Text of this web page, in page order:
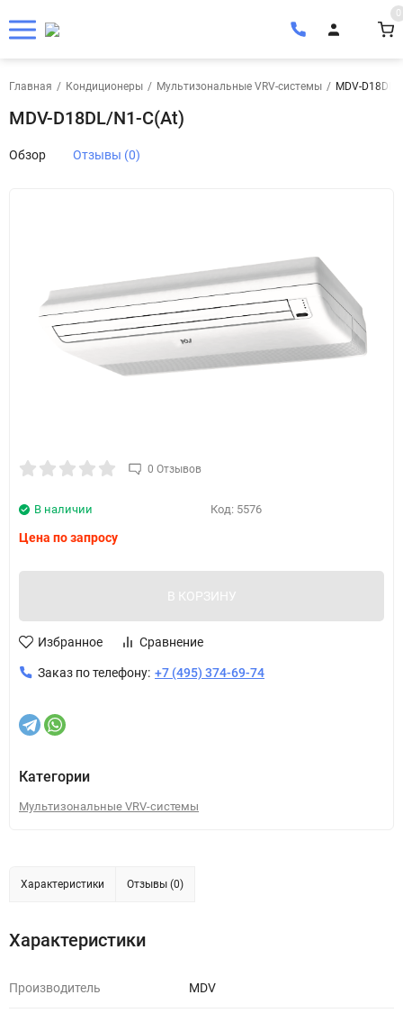
0
Главная / Кондиционеры / Мультизональные VRV-системы / MDV-D18DL/
MDV-D18DL/N1-C(At)
Обзор Отзывы (0)
0 Отзывов
Код: 5576
В наличии
Цена по запросу
В КОРЗИНУ
Избранное Сравнение
Заказ по телефону: +7 (495) 374-69-74
Категории
Мультизональные VRV-системы
Характеристики Отзывы (0)
Характеристики
Производитель MDV